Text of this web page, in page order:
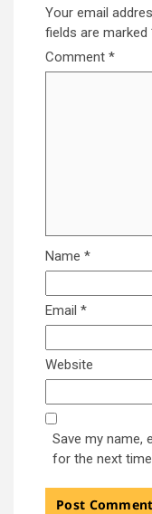
Your email
fields are marked
Comment *
Name *
Email *
Website
Save my name,
for the next